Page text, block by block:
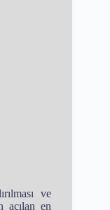
ve
açılan en